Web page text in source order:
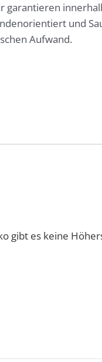
garantieren
und
Aufwand.
gibt es keine